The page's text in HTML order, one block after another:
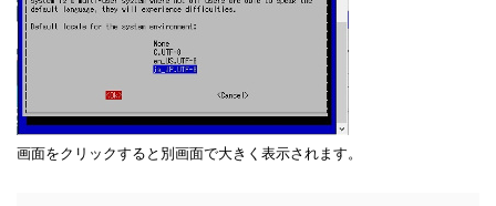
画面をクリックすると別画面で大きく表示されます。